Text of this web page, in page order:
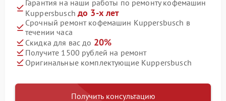
Гарантия на наши работы по ремонту кофемашин
Kuppersbusch до 3-х лет
Срочный ремонт кофемашин Kuppersbusch в
течении часа
Скидка для вас до 20%
Получите 1500 рублей на ремонт
Оригинальные комплектующие Kuppersbusch
Получить консультацию